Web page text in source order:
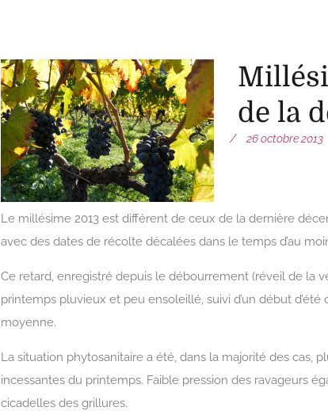
de la
26 octobre 2013
Le millésime 2013 est différent de ceux de la dernière
avec des dates de récolte décalées dans le temps d’au
Ce retard, enregistré depuis le débourrement (réveil de la
printemps pluvieux et peu ensoleillé, suivi d’un début
moyenne.
La situation phytosanitaire a été, dans la majorité des cas,
incessantes du printemps. Faible pression des ravageurs
cicadelles des grillures.